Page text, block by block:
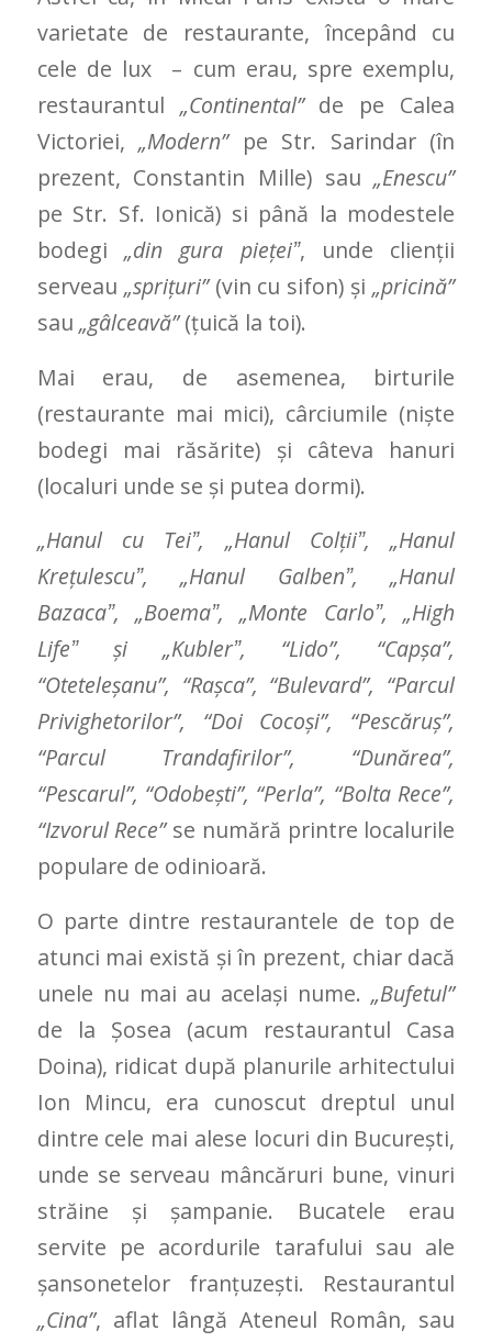
varietate de restaurante, începând cu
cele de lux – cum erau, spre exemplu,
restaurantul „Continental”de pe Calea
Victoriei,„Modern”pe Str. Sarindar (în
prezent, Constantin Mille) sau„Enescu”
pe Str. Sf. Ionică) si până la modestele
bodegi „din gura pieţeiˮ, unde clienţii
serveau „spriţuri”(vin cu sifon) şi„pricină”
sau „gâlceavă”(ţuică la toi).
Mai erau, de asemenea, birturile
(restaurante mai mici), cârciumile (nişte
bodegi mai răsărite) şi câteva hanuri
(localuri unde se și putea dormi).
„Hanul cu Teiˮ, „Hanul Colţiiˮ, „Hanul
Kreţulescuˮ, „Hanul Galbenˮ, „Hanul
Bazacaˮ, „Boemaˮ, „Monte Carloˮ, „High
Lifeˮ şi „Kublerˮ, “Lido”, “Capșa”,
“Oteteleșanu”, “Rașca”, “Bulevard”, “Parcul
Privighetorilor”, “Doi Cocoși”, “Pescăruș”,
“Parcul Trandafirilor”, “Dunărea”,
“Pescarul”, “Odobești”, “Perla”, “Bolta Rece”,
“Izvorul Rece”se numără printre localurile
populare de odinioară.
O parte dintre restaurantele de top de
atunci mai există şi în prezent, chiar dacă
unele nu mai au acelaşi nume.„Bufetul”
de la Şosea (acum restaurantul Casa
Doina), ridicat după planurile arhitectului
Ion Mincu, era cunoscut dreptul unul
dintre cele mai alese locuri din Bucureşti,
unde se serveau mâncăruri bune, vinuri
străine şi şampanie. Bucatele erau
servite pe acordurile tarafului sau ale
şansonetelor franţuzeşti. Restaurantul
„Cina”, aflat lângă Ateneul Român, sau